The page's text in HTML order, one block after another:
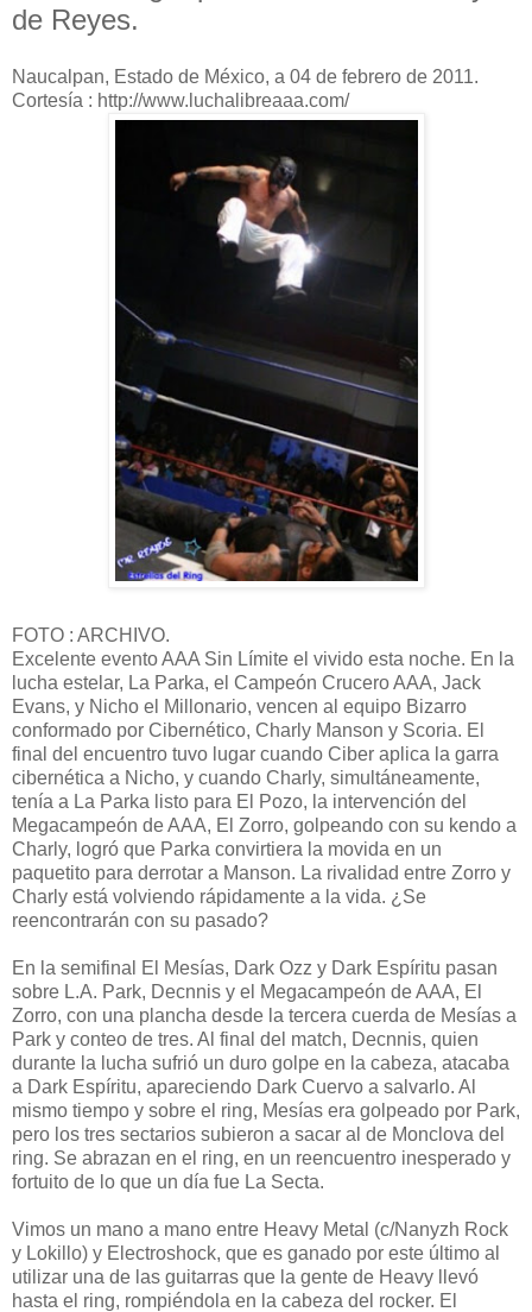
de Reyes.
Naucalpan, Estado de México, a 04 de febrero de 2011.
Cortesía : http://www.luchalibreaaa.com/
FOTO : ARCHIVO.
Excelente evento AAA Sin Límite el vivido esta noche. En la
lucha estelar, La Parka, el Campeón Crucero AAA, Jack
Evans, y Nicho el Millonario, vencen al equipo Bizarro
conformado por Cibernético, Charly Manson y Scoria. El
final del encuentro tuvo lugar cuando Ciber aplica la garra
cibernética a Nicho, y cuando Charly, simultáneamente,
tenía a La Parka listo para El Pozo, la intervención del
Megacampeón de AAA, El Zorro, golpeando con su kendo a
Charly, logró que Parka convirtiera la movida en un
paquetito para derrotar a Manson. La rivalidad entre Zorro y
Charly está volviendo rápidamente a la vida. ¿Se
reencontrarán con su pasado?
En la semifinal El Mesías, Dark Ozz y Dark Espíritu pasan
sobre L.A. Park, Decnnis y el Megacampeón de AAA, El
Zorro, con una plancha desde la tercera cuerda de Mesías a
Park y conteo de tres. Al final del match, Decnnis, quien
durante la lucha sufrió un duro golpe en la cabeza, atacaba
a Dark Espíritu, apareciendo Dark Cuervo a salvarlo. Al
mismo tiempo y sobre el ring, Mesías era golpeado por Park,
pero los tres sectarios subieron a sacar al de Monclova del
ring. Se abrazan en el ring, en un reencuentro inesperado y
fortuito de lo que un día fue La Secta.
Vimos un mano a mano entre Heavy Metal (c/Nanyzh Rock
y Lokillo) y Electroshock, que es ganado por este último al
utilizar una de las guitarras que la gente de Heavy llevó
hasta el ring, rompiéndola en la cabeza del rocker. El